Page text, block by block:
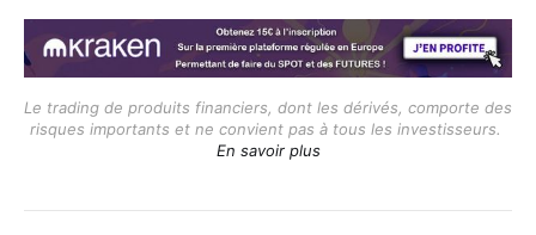
Le trading de produits financiers, dont les dérivés, comporte des
En savoir plus